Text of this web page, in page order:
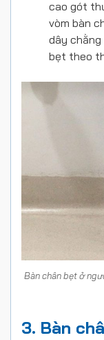
cao gót
vòm bàn
dây
bẹt theo
Bàn chân bẹt ở
3. Bàn